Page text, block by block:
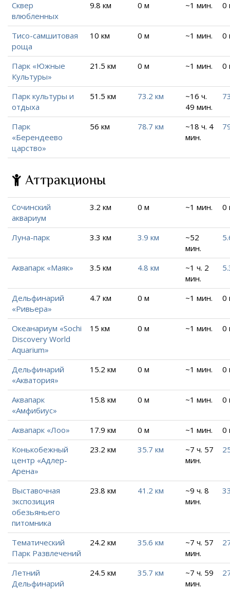
Сквер
влюбленных
9.8 км 0 м ~1 мин. 0
Тисо-самшитовая
роща
10 км 0 м ~1 мин. 0
Парк «Южные
Культуры»
21.5 км 0 м ~1 мин. 0
Парк культуры и
отдыха
51.5 км 73.2 км
~16 ч.
49 мин.
Парк
«Берендеево
царство»
56 км 78.7 км
~18 ч. 4
мин.
Аттракционы
Сочинский
аквариум
3.2 км 0 м ~1 мин. 0
Луна-парк 3.3 км 3.9 км
~52
мин.
Аквапарк «Маяк» 3.5 км 4.8 км
~1 ч. 2
мин.
Дельфинарий
«Ривьера»
4.7 км 0 м ~1 мин. 0
Океанариум «Sochi
Discovery World
Aquarium»
15 км 0 м ~1 мин. 0
Дельфинарий
«Акватория»
15.2 км 0 м ~1 мин. 0
Аквапарк
«Амфибиус»
15.8 км 0 м ~1 мин. 0
Аквапарк «Лоо» 17.9 км 0 м ~1 мин.
0
Конькобежный
центр «Адлер-
Арена»
23.2 км 35.7 км
~7 ч. 57
мин.
Выставочная
экспозиция
обезьяньего
питомника
23.8 км 41.2 км
~9 ч. 8
мин.
Тематический
Парк Развлечений
24.2 км 35.6 км
~7 ч. 57
мин.
Летний
Дельфинарий
24.5 км 35.7 км
~7 ч. 59
мин.